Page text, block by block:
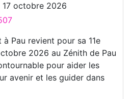
17 octobre 2026
Pau revient pour sa 11e
2026 au Zénith de Pau
pour aider les
avenir et les guider dans